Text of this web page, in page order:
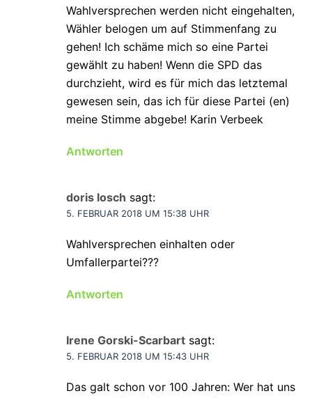
Wahlversprechen werden nicht eingehalten,
Wähler belogen um auf Stimmenfang zu
gehen! Ich schäme mich so eine Partei
gewählt zu haben! Wenn die SPD das
durchzieht, wird es für mich das letztemal
gewesen sein, das ich für diese Partei (en)
meine Stimme abgebe! Karin Verbeek
Antworten
doris losch sagt:
5. FEBRUAR 2018 UM 15:38 UHR
Wahlversprechen einhalten oder
Umfallerpartei???
Antworten
Irene Gorski-Scarbart sagt:
5. FEBRUAR 2018 UM 15:43 UHR
Das galt schon vor 100 Jahren: Wer hat uns